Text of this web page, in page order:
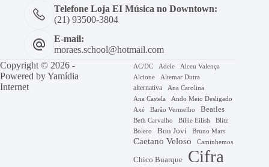
Telefone Loja EI Música no Downtown:
(21) 93500-3804
E-mail:
moraes.school@hotmail.com
Copyright © 2026 -
Powered byYamídia
Internet
AC/DC Adele
Alceu Valença
Alcione
Altemar Dutra
alternativa
Ana Carolina
Ana Castela
Ando Meio Desligado
Axé Barão Vermelho Beatles
Beth Carvalho Billie Eilish
Blitz
Bolero
Bon Jovi Bruno Mars
Caetano Veloso Caminhemos
Chico Buarque Cifra